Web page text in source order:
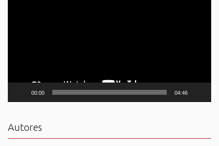
00:00 04:46
Autores